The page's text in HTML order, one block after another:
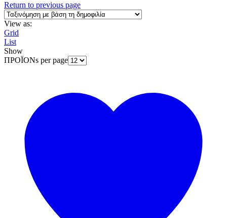
Return to previous page
View as:
Grid
List
Show
ΠΡΟΪΟΝs per page